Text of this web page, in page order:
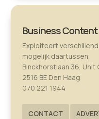
Business Content
Exploiteert
mogelijk daartussen.
Binckhorstlaan 36, Unit
2516 BE Den Haag
070 221 1944
CONTACT